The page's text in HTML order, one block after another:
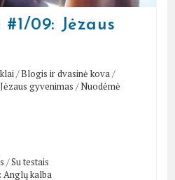
09: Jėzaus
/Blogis ir dvasinė kova/
Jėzaus gyvenimas /Nuodėmė
/Su testais
Anglų kalba